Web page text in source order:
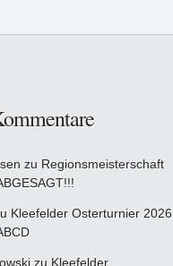
zu Regionsmeisterschaft
Kleefelder Osterturnier 2026
zu Kleefelder